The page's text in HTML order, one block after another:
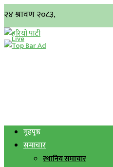
गृहपृष्ठ
समाचार
स्थानिय समाचार